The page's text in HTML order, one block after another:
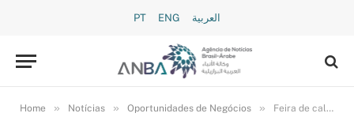
PT ENG العربية
Home » Notícias » Oportunidades de Negócios » Feira de calçados BFSHOW terá importadores árabes